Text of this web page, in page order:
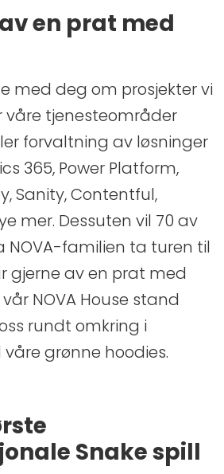
en prat med
med deg om prosjekter vi
våre tjenesteområder
forvaltning av løsninger
365, Power Platform,
,Sanity,Contentful,
mer. Dessuten vil 70 av
NOVA-familien ta turen til
gjerne av en prat med
vår NOVA House stand
rundt omkring i
våre grønne hoodies.
Snake spill